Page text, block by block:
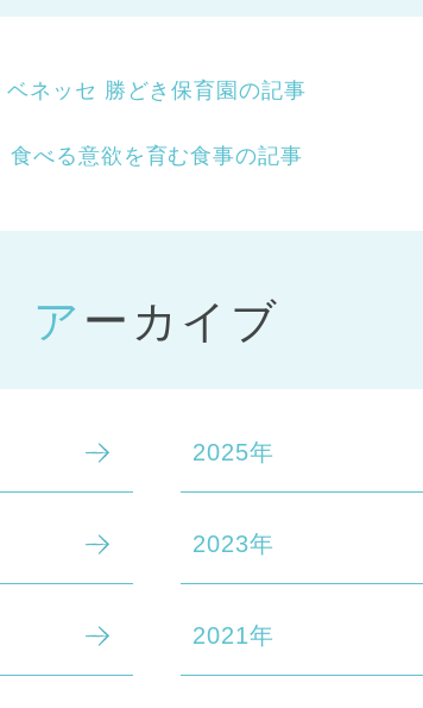
ベネッセ 勝どき保育園の記事
食べる意欲を育む食事の記事
アーカイブ
2025年
2023年
2021年